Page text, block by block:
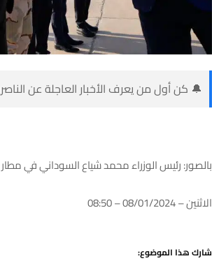
🔔 كن أول من يعرف الأخبار العاجلة عن
بالصور: رئيس الوزراء محمد شياع السوداني في مطار
الاثنين – 08/01/2024 – 08:50
شارك هذا الموضوع: